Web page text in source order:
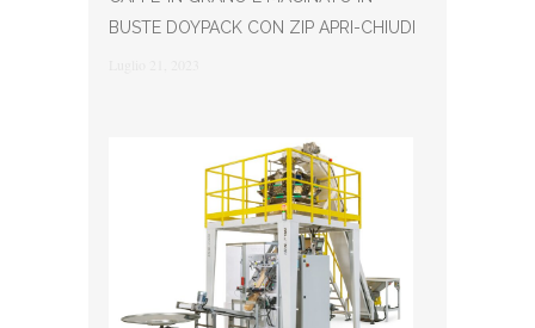
BUSTE DOYPACK CON ZIP APRI-CHIUDI